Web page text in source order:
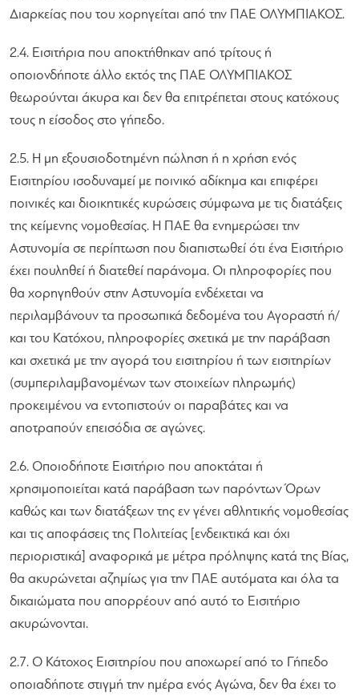
Διαρκείας που του χορηγείται από την ΠΑΕ ΟΛΥΜΠΙΑΚΟΣ.
2.4. Εισιτήρια που αποκτήθηκαν από τρίτους ή
οποιονδήποτε άλλο εκτός της ΠΑΕ ΟΛΥΜΠΙΑΚΟΣ
θεωρούνται άκυρα και δεν θα επιτρέπεται στους κατόχους
τους η είσοδος στο γήπεδο.
2.5. Η μη εξουσιοδοτημένη πώληση ή η χρήση ενός
Εισιτηρίου ισοδυναμεί με ποινικό αδίκημα και επιφέρει
ποινικές και διοικητικές κυρώσεις σύμφωνα με τις διατάξεις
της κείμενης νομοθεσίας. Η ΠΑΕ θα ενημερώσει την
Αστυνομία σε περίπτωση που διαπιστωθεί ότι ένα Εισιτήριο
έχει πουληθεί ή διατεθεί παράνομα. Οι πληροφορίες που
θα χορηγηθούν στην Αστυνομία ενδέχεται να
περιλαμβάνουν τα προσωπικά δεδομένα του Αγοραστή ή/
και του Κατόχου, πληροφορίες σχετικά με την παράβαση
και σχετικά με την αγορά του εισιτηρίου ή των εισιτηρίων
(συμπεριλαμβανομένων των στοιχείων πληρωμής)
προκειμένου να εντοπιστούν οι παραβάτες και να
αποτραπούν επεισόδια σε αγώνες.
2.6. Οποιοδήποτε Εισιτήριο που αποκτάται ή
χρησιμοποιείται κατά παράβαση των παρόντων Όρων
καθώς και των διατάξεων της εν γένει αθλητικής νομοθεσίας
και τις αποφάσεις της Πολιτείας [ενδεικτικά και όχι
περιοριστικά] αναφορικά με μέτρα πρόληψης κατά της Βίας,
θα ακυρώνεται αζημίως για την ΠΑΕ αυτόματα και όλα τα
δικαιώματα που απορρέουν από αυτό το Εισιτήριο
ακυρώνονται.
2.7. Ο Κάτοχος Εισιτηρίου που αποχωρεί από το Γήπεδο
οποιαδήποτε στιγμή την ημέρα ενός Αγώνα, δεν θα έχει το